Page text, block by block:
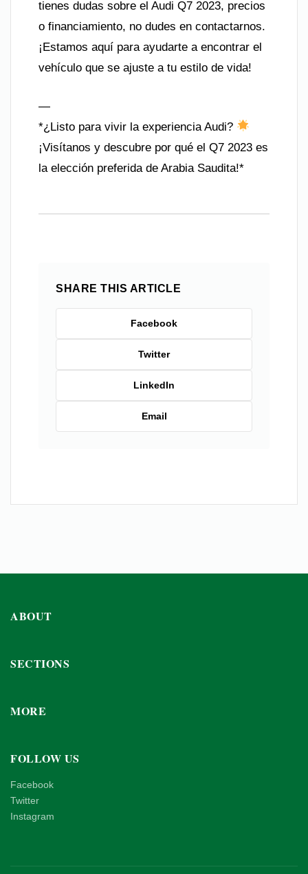
tienes dudas sobre el Audi Q7 2023, precios
o financiamiento, no dudes en contactarnos.
¡Estamos aquí para ayudarte a encontrar el
vehículo que se ajuste a tu estilo de vida!
—
*¿Listo para vivir la experiencia Audi?
¡Visítanos y descubre por qué el Q7 2023 es
la elección preferida de Arabia Saudita!*
SHARE THIS ARTICLE
Facebook
Twitter
LinkedIn
Email
ABOUT
SECTIONS
MORE
FOLLOW US
Facebook
Twitter
Instagram